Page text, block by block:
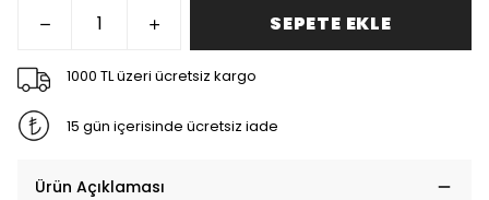
SEPETE EKLE
1000 TL üzeri ücretsiz kargo
15 gün içerisinde ücretsiz iade
Ürün Açıklaması